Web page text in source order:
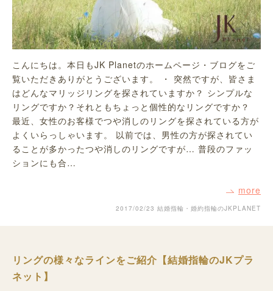
こんにちは。本日もJK Planetのホームページ・ブログをご
覧いただきありがとうございます。 ・ 突然ですが、皆さま
はどんなマリッジリングを探されていますか？ シンプルな
リングですか？それともちょっと個性的なリングですか？
最近、女性のお客様でつや消しのリングを探されている方が
よくいらっしゃいます。 以前では、男性の方が探されてい
ることが多かったつや消しのリングですが… 普段のファッ
ションにも合…
more
2017/02/23 結婚指輪・婚約指輪のJKPLANET
リングの様々なラインをご紹介【結婚指輪のJKプラ
ネット】